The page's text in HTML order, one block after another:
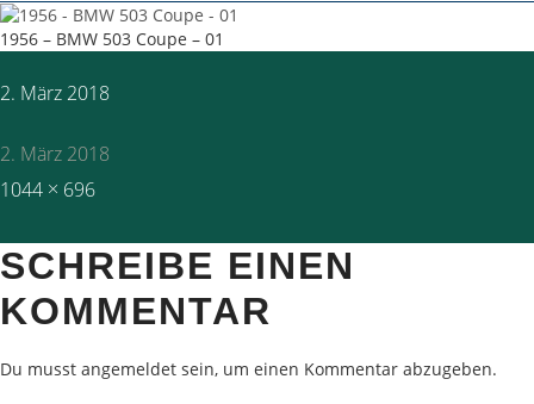
1956 – BMW 503 Coupe – 01
Posted
2. März 2018
2. März 2018
Full
1044 × 696
SCHREIBE EINEN
KOMMENTAR
Du musst angemeldet sein, um einen Kommentar abzugeben.